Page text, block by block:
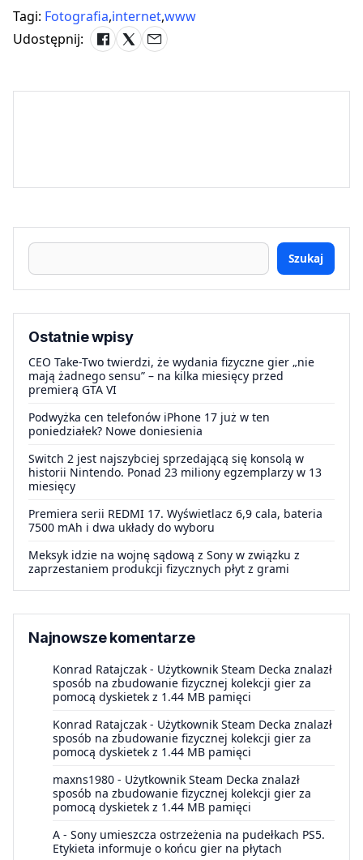
Tagi: Fotografia,internet,www
Udostępnij:
Szukaj
Ostatnie wpisy
CEO Take-Two twierdzi, że wydania fizyczne gier „nie
mają żadnego sensu” – na kilka miesięcy przed
premierą GTA VI
Podwyżka cen telefonów iPhone 17 już w ten
poniedziałek? Nowe doniesienia
Switch 2 jest najszybciej sprzedającą się konsolą w
historii Nintendo. Ponad 23 miliony egzemplarzy w 13
miesięcy
Premiera serii REDMI 17. Wyświetlacz 6,9 cala, bateria
7500 mAh i dwa układy do wyboru
Meksyk idzie na wojnę sądową z Sony w związku z
zaprzestaniem produkcji fizycznych płyt z grami
Najnowsze komentarze
Konrad Ratajczak - Użytkownik Steam Decka znalazł
sposób na zbudowanie fizycznej kolekcji gier za
pomocą dyskietek z 1.44 MB pamięci
Konrad Ratajczak - Użytkownik Steam Decka znalazł
sposób na zbudowanie fizycznej kolekcji gier za
pomocą dyskietek z 1.44 MB pamięci
maxns1980 - Użytkownik Steam Decka znalazł
sposób na zbudowanie fizycznej kolekcji gier za
pomocą dyskietek z 1.44 MB pamięci
A - Sony umieszcza ostrzeżenia na pudełkach PS5.
Etykieta informuje o końcu gier na płytach